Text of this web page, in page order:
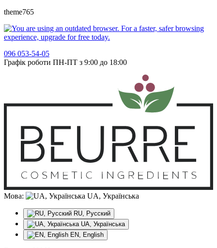
theme765
096 053-54-05
Графік роботи ПН-ПТ з 9:00 до 18:00
Мова: UA, Українська
RU, Русский
UA, Українська
EN, English